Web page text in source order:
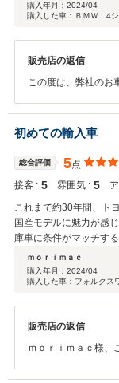
購入年月： 2024/04
購入した車：ＢＭＷ 4
販売店の返信
この度は、弊社のお
ご案内が出来て良か
サポートしていきま
います！！
初めての輸入車
総合評価 5点
接客 : 5 雰囲気 : 5
これまで約30年間、ト
国産モデルに魅力が感
庫車に条件がマッチす
車を購入。 応対いただ
に答えていただき、気
雰囲気も◎。 大事に乗
ｍｏｒｉｍａｃ
購入年月： 2024/04
購入した車：フォルク
販売店の返信
ｍｏｒｉｍａｃ様、
ですので輸入車に乗